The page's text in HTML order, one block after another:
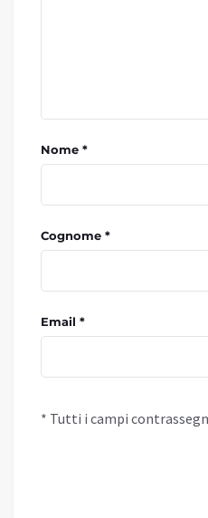
Nome *
Cognome *
Email *
* Tutti i campi